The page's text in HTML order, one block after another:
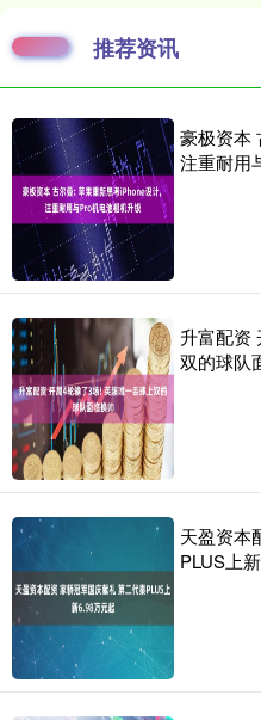
推荐资讯
豪极资本
注重耐用
升富配资
双的球队
天盈资本
PLUS上